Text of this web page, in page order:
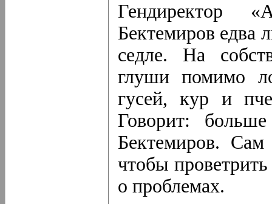
Гендиректор
Бектемиров едва
седле. На
глуши помимо
гусей, кур и
Говорит:
Бектемиров. Сам
чтобы
о проблемах.